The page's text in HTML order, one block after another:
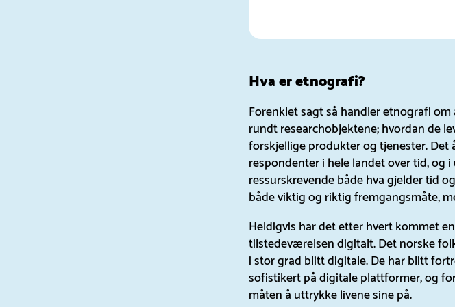
Hva er etnografi?
Forenklet sagt så handler etnografi
rundt researchobjektene; hvordan de
forskjellige produkter og tjenester.
respondenter i hele landet over tid,
ressurskrevende både hva gjelder tid
både viktig og riktig fremgangsmåte,
Heldigvis har det etter hvert kommet
tilstedeværelsen digitalt. Det norske
i stor grad blitt digitale. De har blitt
sofistikert på digitale plattformer, og
måten å uttrykke livene sine på.